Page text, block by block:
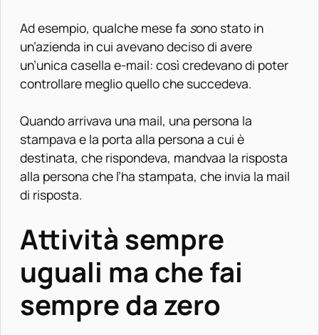
Ad esempio, qualche mese fa sono stato in
un’azienda in cui avevano deciso di avere
un’unica casella e-mail: così credevano di poter
controllare meglio quello che succedeva.
Quando arrivava una mail, una persona la
stampava e la porta alla persona a cui è
destinata, che rispondeva, mandvaa la risposta
alla persona che l’ha stampata, che invia la mail
di risposta.
Attività sempre
uguali ma che fai
sempre da zero